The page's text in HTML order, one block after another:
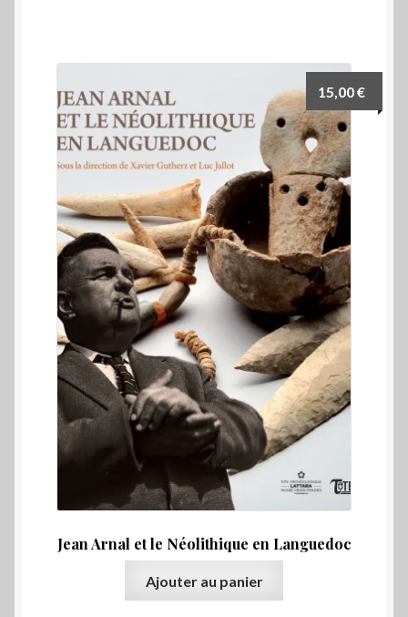
Jean Arnal et le Néolithique en Languedoc
15,00€
Ajouter au panier